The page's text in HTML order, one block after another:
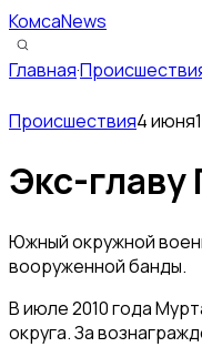
КомсаNews
Главная·
Происшествия4 июня
Экс-главу
Южный окружной
вооруженной банды.
В июле 2010 года
округа. За